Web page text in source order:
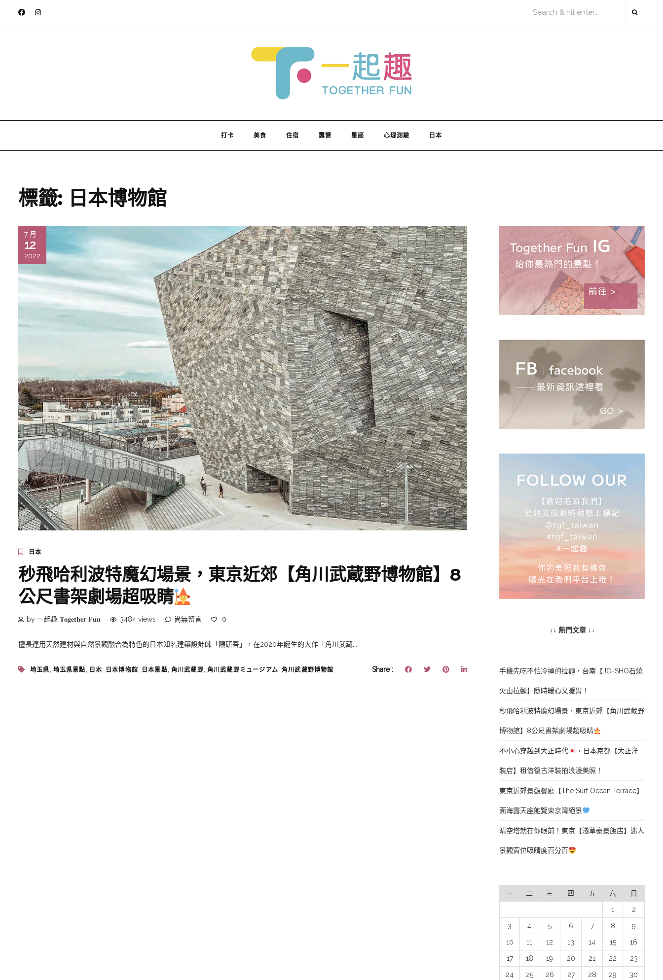
打卡 美食 住宿 露營 星座 心理測驗 日本
標籤: 日本博物館
7 月
12
2022
日本
秒飛哈利波特魔幻場景，東京近郊【角川武蔵野博物館】8
公尺書架劇場超吸睛
by 一起趣 𝐓𝐨𝐠𝐞𝐭𝐡𝐞𝐫 𝐅𝐮𝐧 3484 views 尚無留言 0
擅長運用天然建材與自然景觀融合為特色的日本知名建築設計師「隈研吾」，在2020年誕生的大作「角川武藏...
埼玉県 , 埼玉県景點 , 日本, 日本博物館, 日本景點, 角川武蔵野, 角川武蔵野ミュージアム,角川武藏野博物館 Share :
↓↓ 熱門文章 ↓↓
手機先吃不怕冷掉的拉麵，台南【JO-SHO石燒
火山拉麵】隨時暖心又暖胃！
秒飛哈利波特魔幻場景，東京近郊【角川武蔵野
博物館】8公尺書架劇場超吸睛
不小心穿越到大正時代 ，日本京都【大正洋
裝店】租借復古洋裝拍浪漫美照！
東京近郊景觀餐廳【The Surf Ocean Terrace】
面海露天座飽覽東京灣絕景
晴空塔就在你眼前！東京【淺草豪景飯店】迷人
景觀窗位吸睛度百分百
一 二 三 四 五 六 日
1 2
3 4 5 6 7 8 9
10 11 12 13 14 15 16
17 18 19 20 21 22 23
24 25 26 27 28 29 30